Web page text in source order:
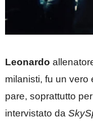
Leonardo
milanisti, fu un vero
pare, soprattutto
intervistato da